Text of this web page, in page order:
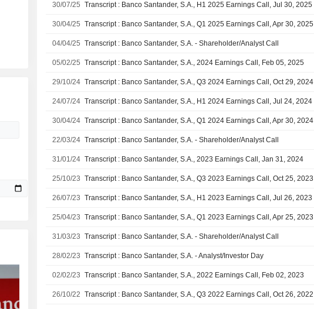
30/07/25 Transcript : Banco Santander, S.A., H1 2025 Earnings Call, Jul 30, 2025
30/04/25 Transcript : Banco Santander, S.A., Q1 2025 Earnings Call, Apr 30, 2025
04/04/25 Transcript : Banco Santander, S.A. - Shareholder/Analyst Call
05/02/25 Transcript : Banco Santander, S.A., 2024 Earnings Call, Feb 05, 2025
29/10/24 Transcript : Banco Santander, S.A., Q3 2024 Earnings Call, Oct 29, 2024
24/07/24 Transcript : Banco Santander, S.A., H1 2024 Earnings Call, Jul 24, 2024
30/04/24 Transcript : Banco Santander, S.A., Q1 2024 Earnings Call, Apr 30, 2024
22/03/24 Transcript : Banco Santander, S.A. - Shareholder/Analyst Call
31/01/24 Transcript : Banco Santander, S.A., 2023 Earnings Call, Jan 31, 2024
25/10/23 Transcript : Banco Santander, S.A., Q3 2023 Earnings Call, Oct 25, 2023
26/07/23 Transcript : Banco Santander, S.A., H1 2023 Earnings Call, Jul 26, 2023
25/04/23 Transcript : Banco Santander, S.A., Q1 2023 Earnings Call, Apr 25, 2023
31/03/23 Transcript : Banco Santander, S.A. - Shareholder/Analyst Call
28/02/23 Transcript : Banco Santander, S.A. - Analyst/Investor Day
02/02/23 Transcript : Banco Santander, S.A., 2022 Earnings Call, Feb 02, 2023
26/10/22 Transcript : Banco Santander, S.A., Q3 2022 Earnings Call, Oct 26, 2022